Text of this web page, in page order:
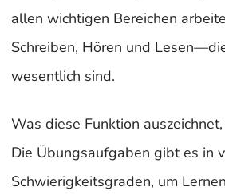
allen wichtigen Bereichen
Schreiben, Hören und
wesentlich sind.
Was diese Funktion
Die Übungsaufgaben gibt es in
Schwierigkeitsgraden, um